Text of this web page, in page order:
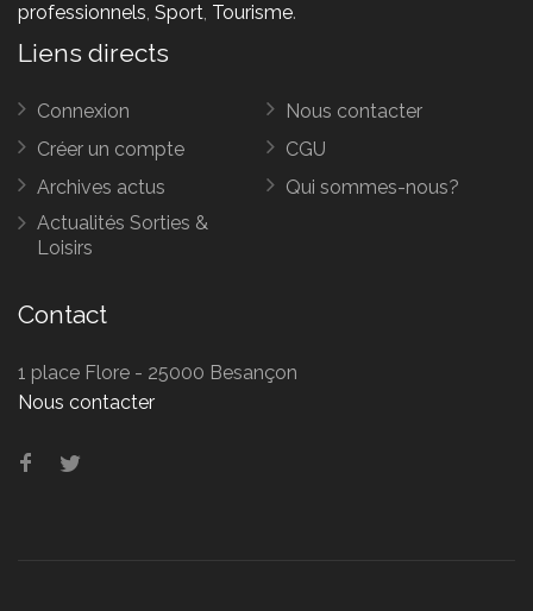
professionnels, Sport, Tourisme.
Liens directs
Connexion
Créer un compte
Archives actus
Actualités Sorties &
Loisirs
Nous contacter
CGU
Qui sommes-nous?
Contact
1 place Flore - 25000 Besançon
Nous contacter